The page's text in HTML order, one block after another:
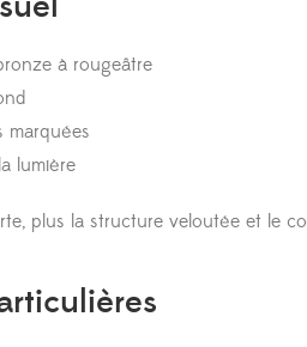
à rougeâtre
marquées
lumière
plus la structure veloutée et le